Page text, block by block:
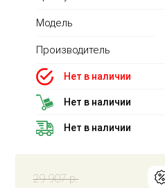
Модель
Производитель
Нет в наличии
Нет в наличии
Нет в наличии
29 907 р.